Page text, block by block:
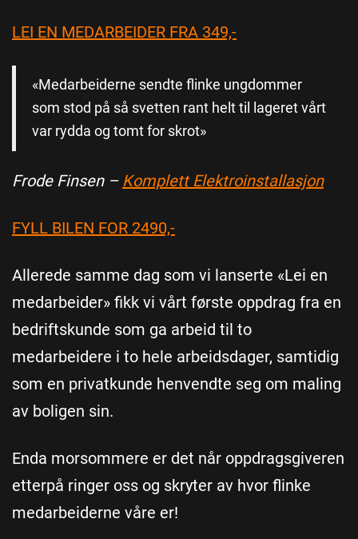
LEI EN MEDARBEIDER FRA 349,-
«Medarbeiderne sendte flinke ungdommer
som stod på så svetten rant helt til lageret vårt
var rydda og tomt for skrot»
Frode Finsen – Komplett Elektroinstallasjon
FYLL BILEN FOR 2490,-
Allerede samme dag som vi lanserte «Lei en
medarbeider» fikk vi vårt første oppdrag fra en
bedriftskunde som ga arbeid til to
medarbeidere i to hele arbeidsdager, samtidig
som en privatkunde henvendte seg om maling
av boligen sin.
Enda morsommere er det når oppdragsgiveren
etterpå ringer oss og skryter av hvor flinke
medarbeiderne våre er!